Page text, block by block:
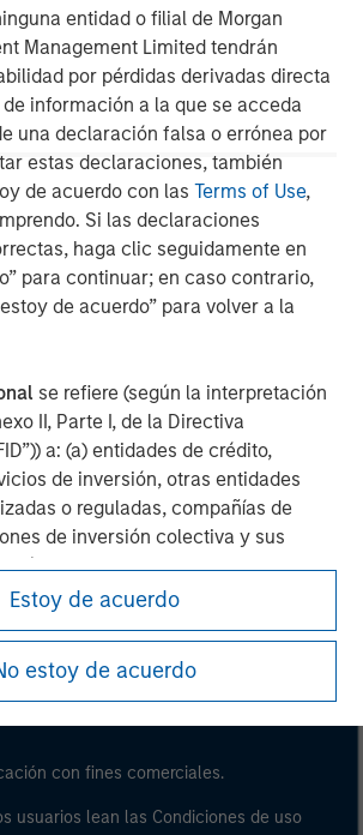
entidad o filial de Morgan
Management Limited tendrán
por pérdidas derivadas directa
información a la que se acceda
una declaración falsa o errónea por
estas declaraciones, también
de acuerdo con lasTerms of Use,
Si las declaraciones
haga clic seguidamente en
para continuar; en caso contrario,
de acuerdo” para volver a la
se refiere (según la interpretación
II, Parte I, de la Directiva
a: (a) entidades de crédito,
de inversión, otras entidades
o reguladas, compañías de
de inversión colectiva y sus
fondos de pensiones y sus
operadores en materias primas
para operar en mercados
empresas que, a escala
(i) total del balance: 20.000.000
2.000.000 EUR, que intervengan por
Estoy de acuerdo
estoy de acuerdo
and selective asset-level
critical.
Careers
con fines comerciales.
usuarios lean las Condiciones de uso